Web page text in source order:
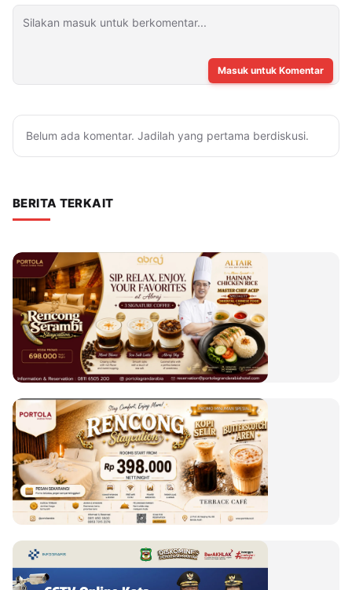
Masuk untuk Komentar
Belum ada komentar. Jadilah yang pertama berdiskusi.
BERITA TERKAIT